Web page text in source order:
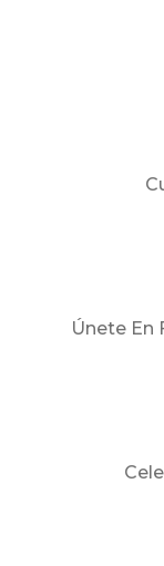
Únete En